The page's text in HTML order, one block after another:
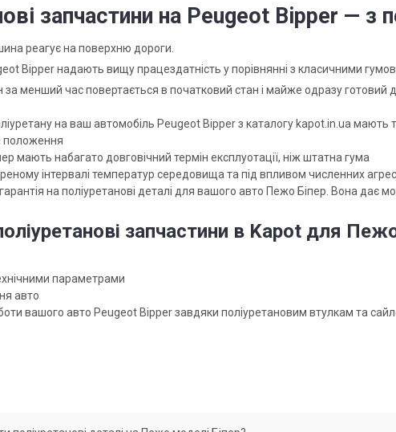
запчастини на Peugeot Bipper — з
реагує на поверхню дороги.
Bipper надають вищу працездатність у порівнянні з класичними
за менший час повертається в початковий стан і майже одразу
на ваш автомобіль Peugeot Bipper з каталогу kapot.in.ua мають
положення
мають набагато довговічний термін експлуотації, ніж штатна гума
інтервалі температур середовища та під впливом численних
на поліуретанові деталі для вашого авто Пежо Біпер. Вона дає
запчастини в Kapot для
параметрами
авто
вашого авто Peugeot Bipper завдяки поліуретановим втулкам та